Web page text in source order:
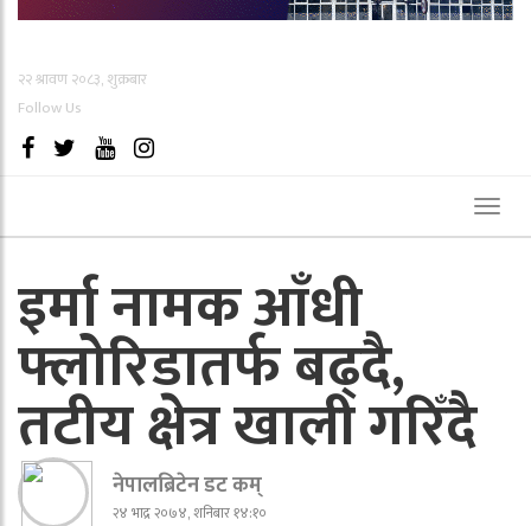
२२ श्रावण २०८३, शुक्रबार
Follow Us
इर्मा नामक आँधी
फ्लोरिडातर्फ बढ्दै,
तटीय क्षेत्र खाली गरिँदै
नेपालब्रिटेन डट कम्
२४ भाद्र २०७४, शनिबार १४:१०